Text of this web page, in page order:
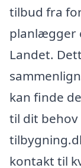
tilbud fra
planlægger
Landet.
kan finde
til dit behov
kontakt til